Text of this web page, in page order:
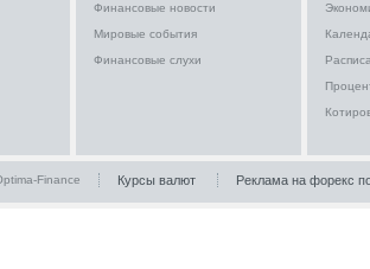
Финансовые новости
Мировые события
Финансовые слухи
Finance Курсы валют Реклама на форекс